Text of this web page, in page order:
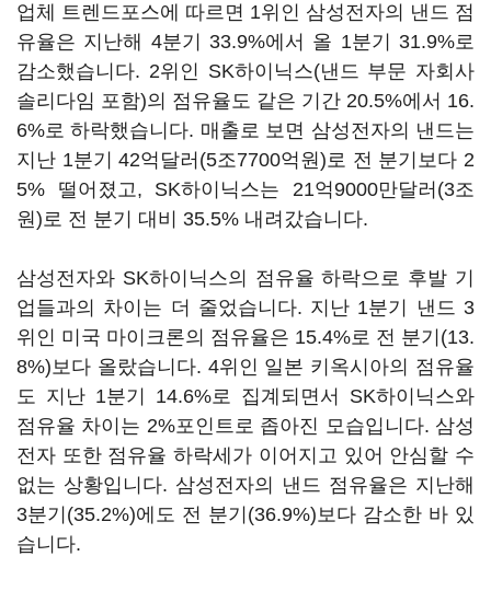
업체 트렌드포스에 따르면 1위인 삼성전자의 낸드 점
유율은 지난해 4분기 33.9%에서 올 1분기 31.9%로
감소했습니다. 2위인 SK하이닉스(낸드 부문 자회사
솔리다임 포함)의 점유율도 같은 기간 20.5%에서 16.
6%로 하락했습니다. 매출로 보면 삼성전자의 낸드는
지난 1분기 42억달러(5조7700억원)로 전 분기보다 2
5% 떨어졌고, SK하이닉스는 21억9000만달러(3조
원)로 전 분기 대비 35.5% 내려갔습니다.
삼성전자와 SK하이닉스의 점유율 하락으로 후발 기
업들과의 차이는 더 줄었습니다. 지난 1분기 낸드 3
위인 미국 마이크론의 점유율은 15.4%로 전 분기(13.
8%)보다 올랐습니다. 4위인 일본 키옥시아의 점유율
도 지난 1분기 14.6%로 집계되면서 SK하이닉스와
점유율 차이는 2%포인트로 좁아진 모습입니다. 삼성
전자 또한 점유율 하락세가 이어지고 있어 안심할 수
없는 상황입니다. 삼성전자의 낸드 점유율은 지난해
3분기(35.2%)에도 전 분기(36.9%)보다 감소한 바 있
습니다.